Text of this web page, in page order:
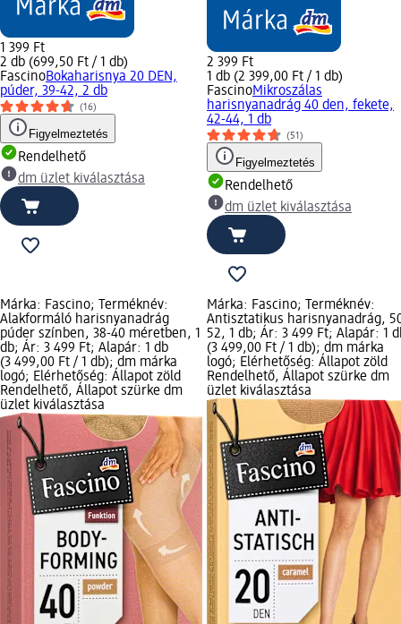
1 399 Ft
2 db (699,50 Ft / 1 db)
FascinoBokaharisnya 20 DEN,
púder, 39-42, 2 db
(16)
Figyelmeztetés
Rendelhető
dm üzlet kiválasztása
2 399 Ft
1 db (2 399,00 Ft / 1 db)
FascinoMikroszálas
harisnyanadrág 40 den, fekete,
42-44, 1 db
(51)
Figyelmeztetés
Rendelhető
dm üzlet kiválasztása
Márka: Fascino; Terméknév:
Alakformáló harisnyanadrág
púder színben, 38-40 méretben, 1
db; Ár: 3 499 Ft; Alapár: 1 db
(3 499,00 Ft / 1 db); dm márka
logó; Elérhetőség: Állapot zöld
Rendelhető, Állapot szürke dm
üzlet kiválasztása
Márka: Fascino; Terméknév:
Antisztatikus harisnyanadrág,
52, 1 db; Ár: 3 499 Ft; Alapár: 1
(3 499,00 Ft / 1 db); dm márka
logó; Elérhetőség: Állapot zöld
Rendelhető, Állapot szürke dm
üzlet kiválasztása